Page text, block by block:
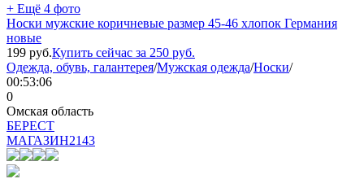
+ Ещё 4 фото
Носки мужские коричневые размер 45-46 хлопок Германия
новые
199 руб.Купить сейчас за 250 руб.
Одежда, обувь, галантерея/Мужская одежда/Носки/
00:53:06
0
Омская область
БEPECT
МАГАЗИН2143